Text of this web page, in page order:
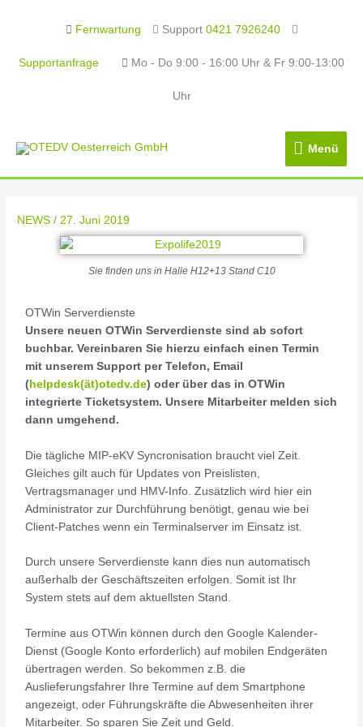
Fernwartung Support 0421 7926240
Supportanfrage Mo - Do 9:00 - 16:00 Uhr & Fr 9:00-13:00
Uhr
Menü
Menü
NEWS /27. Juni 2019
Sie finden uns in Halle H12+13 Stand C10
OTWin Serverdienste
Unsere neuen OTWin Serverdienste sind ab sofort
buchbar. Vereinbaren Sie hierzu einfach einen Termin
mit unserem Support per Telefon, Email
(helpdesk(ät)otedv.de) oder über das in OTWin
integrierte Ticketsystem. Unsere Mitarbeiter melden sich
dann umgehend.
Die tägliche MIP-eKV Syncronisation braucht viel Zeit.
Gleiches gilt auch für Updates von Preislisten,
Vertragsmanager und HMV-Info. Zusätzlich wird hier ein
Administrator zur Durchführung benötigt, genau wie bei
Client-Patches wenn ein Terminalserver im Einsatz ist.
Durch unsere Serverdienste kann dies nun automatisch
außerhalb der Geschäftszeiten erfolgen. Somit ist Ihr
System stets auf dem aktuellsten Stand.
Termine aus OTWin können durch den Google Kalender-
Dienst (Google Konto erforderlich) auf mobilen Endgeräten
übertragen werden. So bekommen z.B. die
Auslieferungsfahrer Ihre Termine auf dem Smartphone
angezeigt, oder Führungskräfte die Abwesenheiten ihrer
Mitarbeiter. So sparen Sie Zeit und Geld.